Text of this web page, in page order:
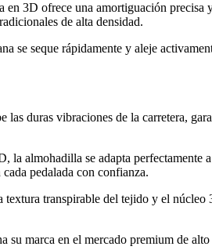
3D ofrece una amortiguación precisa
de alta densidad.
se seque rápidamente y aleje
duras vibraciones de la carretera,
almohadilla se adapta perfectamente
pedalada con confianza.
transpirable del tejido y el
marca en el mercado premium de